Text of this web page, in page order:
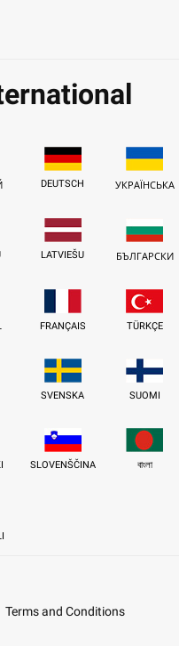
DEUTSCH УКРАЇНСЬКА
LATVIEŠU БЪЛГАРСКИ
FRANÇAIS TÜRKÇE
SVENSKA SUOMI
SLOVENŠČINA বাংলা
Terms and Conditions